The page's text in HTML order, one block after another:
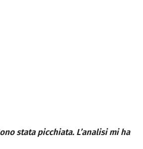
stata picchiata. L’analisi mi ha